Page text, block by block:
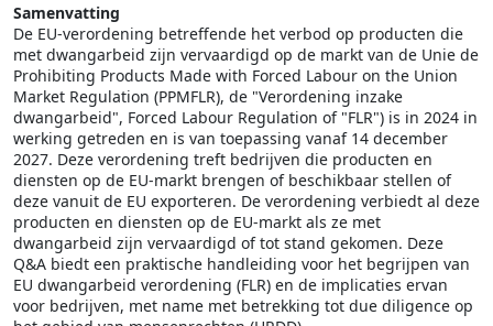
Samenvatting
De EU-verordening betreffende het verbod op producten die
met dwangarbeid zijn vervaardigd op de markt van de Unie de
Prohibiting Products Made with Forced Labour on the Union
Market Regulation (PPMFLR), de "Verordening inzake
dwangarbeid", Forced Labour Regulation of "FLR") is in 2024 in
werking getreden en is van toepassing vanaf 14 december
2027. Deze verordening treft bedrijven die producten en
diensten op de EU-markt brengen of beschikbaar stellen of
deze vanuit de EU exporteren. De verordening verbiedt al deze
producten en diensten op de EU-markt als ze met
dwangarbeid zijn vervaardigd of tot stand gekomen. Deze
Q&A biedt een praktische handleiding voor het begrijpen van
EU dwangarbeid verordening (FLR) en de implicaties ervan
voor bedrijven, met name met betrekking tot due diligence op